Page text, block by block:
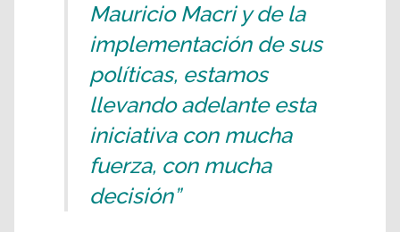
Mauricio Macri y de la
implementación de sus
políticas, estamos
llevando adelante esta
iniciativa con mucha
fuerza, con mucha
decisión”